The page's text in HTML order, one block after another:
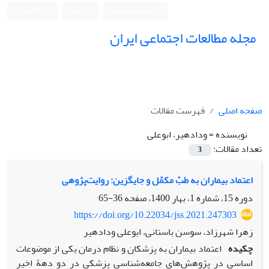
مجله مطالعات اجتماعی ایران
صفحه اصلی
فهرست مقالات
نویسنده =ودادهیر، ابوعلی
تعداد مقالات:
3
اعتماد بیماران به طبّ مکمّل و جایگزین: روایت‌پژوهی
دوره 15، شماره 1، بهار 1400، صفحه
36-65
https://doi.org/10.22034/jss.2021.247303
زهرا شهرزاد، سوسن باستانی، ابوعلی ودادهیر
چکیده اعتماد بیماران به پزشکان و نظام درمان یکی از موضوعات
اساسی در پژوهش‌های جامعه‌شناسی پزشکی در دو دهۀ اخیر